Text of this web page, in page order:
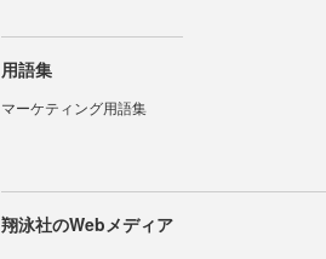
用語集
マーケティング用語集
翔泳社のWebメディア